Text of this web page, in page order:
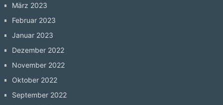
März 2023
Februar 2023
Januar 2023
Dezember 2022
November 2022
Oktober 2022
September 2022